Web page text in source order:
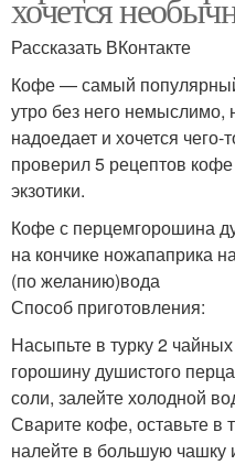
хочется
Рассказать ВКонтакте
Кофе — самый
утро без него
надоедает и хочется
проверил 5 рецептов
экзотики.
Кофе с перцемгорошина
на кончике ножапаприка
(по желанию)вода
Способ приготовления:
Насыпьте в турку 2
горошину душистого
соли, залейте холодной
Сварите кофе, оставьте в
налейте в большую чашку